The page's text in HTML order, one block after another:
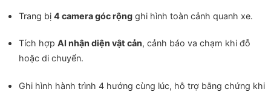
Trang bị 4 camera góc rộngghi hình toàn cảnh quanh xe.
Tích hợp AI nhận diện vật cản, cảnh báo va chạm khi đỗ
hoặc di chuyển.
Ghi hình hành trình 4 hướng cùng lúc, hỗ trợ bằng chứng khi